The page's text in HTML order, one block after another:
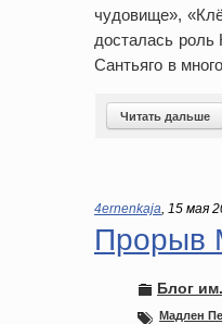
чудовище»,
досталась
Сантьяго в
Читать дальше
4ernenkaja, 15 мая
Прорыв
Блог
Мадлен